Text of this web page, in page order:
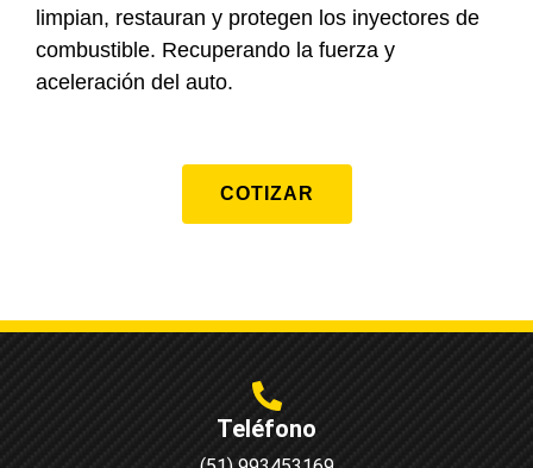
limpian, restauran y protegen los inyectores de
combustible. Recuperando la fuerza y
aceleración del auto.
COTIZAR
Teléfono